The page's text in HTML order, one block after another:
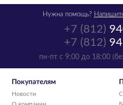
+7 (812)
+7 (812)
пн-пт с 9:00 до 18:00
Нужна помощь?
Покупателям
Новости